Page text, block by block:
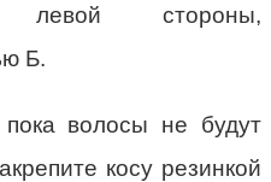
левой стороны,
Б.
волосы не будут
косу резинкой